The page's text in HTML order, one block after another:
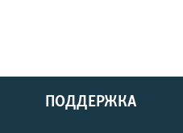
ПОДДЕРЖКА